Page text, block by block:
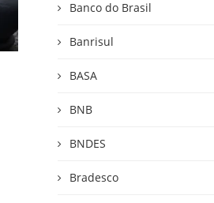
Banco do Brasil
Banrisul
BASA
BNB
BNDES
Bradesco